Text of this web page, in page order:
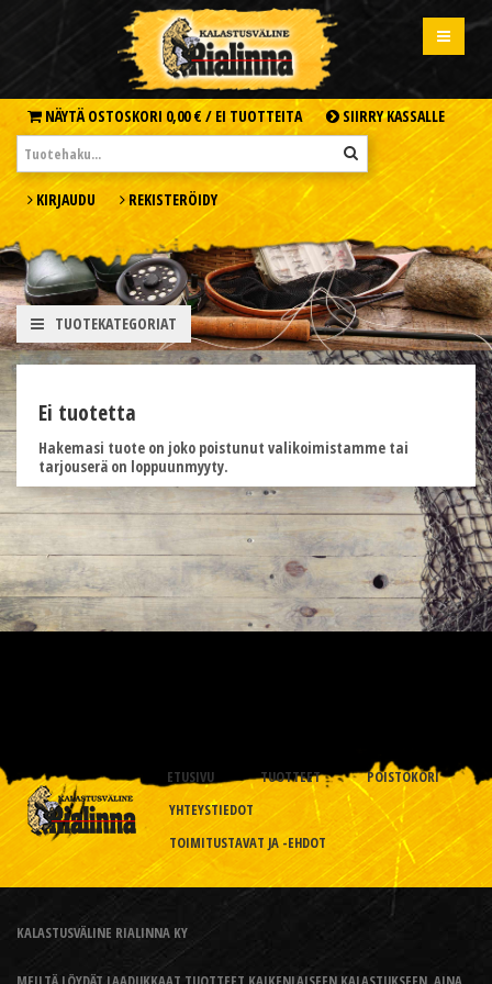
NÄYTÄ OSTOSKORI 0,00 € / EI TUOTTEITA SIIRRY KASSALLE
KIRJAUDU REKISTERÖIDY
TUOTEKATEGORIAT
Ei tuotetta
Hakemasi tuote on joko poistunut valikoimistamme tai
tarjouserä on loppuunmyyty.
ETUSIVU TUOTTEET
POISTOKORI
YHTEYSTIEDOT
TOIMITUSTAVAT JA -EHDOT
KALASTUSVÄLINE RIALINNA KY